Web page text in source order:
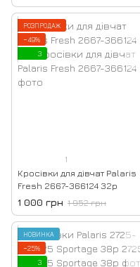
РОЗПРОДАЖ
−49%
3
1
Кросівки для дівчат Palaris
Fresh 2667-366124 32р
1 000 грн 1 952 грн
НОВИНКА
−25%
3